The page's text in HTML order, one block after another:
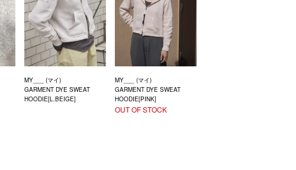
MY___ (マイ)
GARMENT DYE SWEAT
HOODIE[L.BEIGE]
MY___ (マイ)
GARMENT DYE SWEAT
HOODIE[PINK]
OUT OF STOCK